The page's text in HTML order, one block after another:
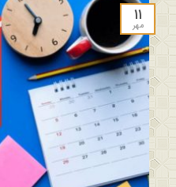
۱۱
مهر